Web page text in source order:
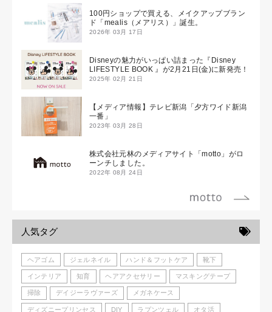
100円ショップで買える、メイクアップブラン
ド「mealis（メアリス）」誕生。
2026年 03月 17日
Disneyの魅力がいっぱい詰まった『Disney
LIFESTYLE BOOK 』が2月21日(金)に新発売！
2025年 02月 21日
【メディア情報】テレビ新潟「夕方ワイド新潟
一番」
2023年 03月 28日
株式会社元林のメディアサイト「motto」がロ
ーンチしました。
2022年 08月 24日
人気タグ
ヘアゴム ジェルネイル ハンド＆フットケア 靴下
インテリア 知育 ヘアアクセサリー マスキングテープ
掃除 デイジーラヴァーズ メガネケース
ディズニープリンセス DIY ラプンツェル オタ活